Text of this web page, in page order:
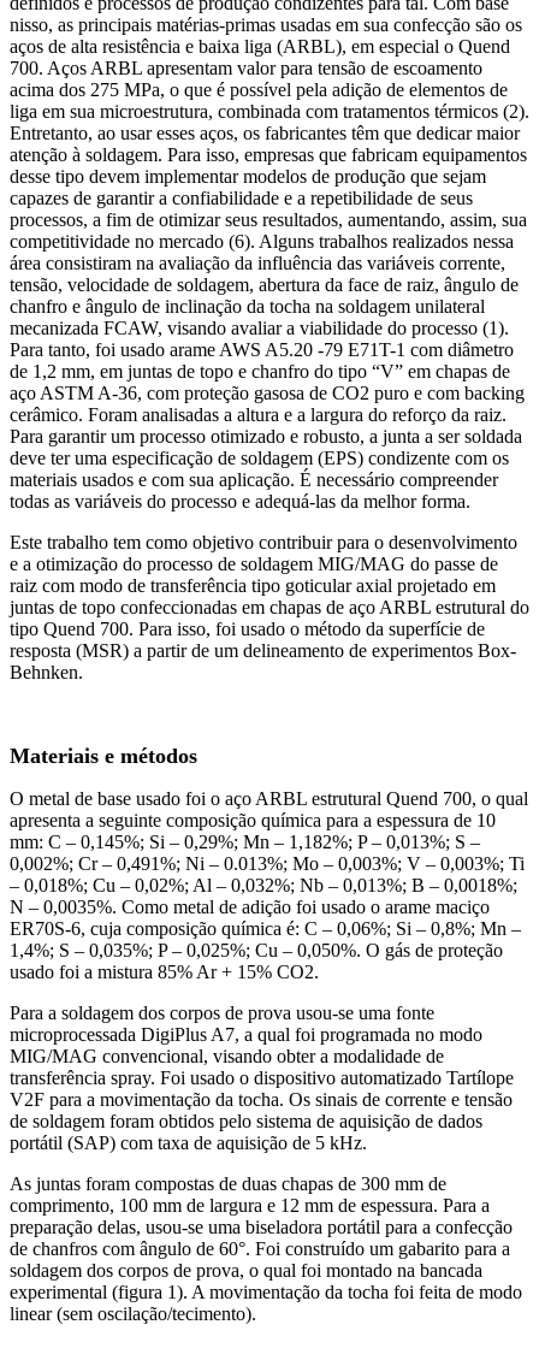
nisso, as principais matérias-primas usadas em sua confecção são os
aços de alta resistência e baixa liga (ARBL), em especial o Quend
700. Aços ARBL apresentam valor para tensão de escoamento
acima dos 275 MPa, o que é possível pela adição de elementos de
liga em sua microestrutura, combinada com tratamentos térmicos (2).
Entretanto, ao usar esses aços, os fabricantes têm que dedicar maior
atenção à soldagem. Para isso, empresas que fabricam equipamentos
desse tipo devem implementar modelos de produção que sejam
capazes de garantir a confiabilidade e a repetibilidade de seus
processos, a fim de otimizar seus resultados, aumentando, assim, sua
competitividade no mercado (6). Alguns trabalhos realizados nessa
área consistiram na avaliação da influência das variáveis corrente,
tensão, velocidade de soldagem, abertura da face de raiz, ângulo de
chanfro e ângulo de inclinação da tocha na soldagem unilateral
mecanizada FCAW, visando avaliar a viabilidade do processo (1).
Para tanto, foi usado arame AWS A5.20 -79 E71T-1 com diâmetro
de 1,2 mm, em juntas de topo e chanfro do tipo “V” em chapas de
aço ASTM A-36, com proteção gasosa de CO2 puro e com backing
cerâmico. Foram analisadas a altura e a largura do reforço da raiz.
Para garantir um processo otimizado e robusto, a junta a ser soldada
deve ter uma especificação de soldagem (EPS) condizente com os
materiais usados e com sua aplicação. É necessário compreender
todas as variáveis do processo e adequá-las da melhor forma.
Este trabalho tem como objetivo contribuir para o desenvolvimento
e a otimização do processo de soldagem MIG/MAG do passe de
raiz com modo de transferência tipo goticular axial projetado em
juntas de topo confeccionadas em chapas de aço ARBL estrutural do
tipo Quend 700. Para isso, foi usado o método da superfície de
resposta (MSR) a partir de um delineamento de experimentos Box-
Behnken.
Materiais e métodos
O metal de base usado foi o aço ARBL estrutural Quend 700, o qual
apresenta a seguinte composição química para a espessura de 10
mm: C – 0,145%; Si – 0,29%; Mn – 1,182%; P – 0,013%; S –
0,002%; Cr – 0,491%; Ni – 0.013%; Mo – 0,003%; V – 0,003%; Ti
– 0,018%; Cu – 0,02%; Al – 0,032%; Nb – 0,013%; B – 0,0018%;
N – 0,0035%. Como metal de adição foi usado o arame maciço
ER70S-6, cuja composição química é: C – 0,06%; Si – 0,8%; Mn –
1,4%; S – 0,035%; P – 0,025%; Cu – 0,050%. O gás de proteção
usado foi a mistura 85% Ar + 15% CO2.
Para a soldagem dos corpos de prova usou-se uma fonte
microprocessada DigiPlus A7, a qual foi programada no modo
MIG/MAG convencional, visando obter a modalidade de
transferência spray. Foi usado o dispositivo automatizado Tartílope
V2F para a movimentação da tocha. Os sinais de corrente e tensão
de soldagem foram obtidos pelo sistema de aquisição de dados
portátil (SAP) com taxa de aquisição de 5 kHz.
As juntas foram compostas de duas chapas de 300 mm de
comprimento, 100 mm de largura e 12 mm de espessura. Para a
preparação delas, usou-se uma biseladora portátil para a confecção
de chanfros com ângulo de 60°. Foi construído um gabarito para a
soldagem dos corpos de prova, o qual foi montado na bancada
experimental (figura 1). A movimentação da tocha foi feita de modo
linear (sem oscilação/tecimento).